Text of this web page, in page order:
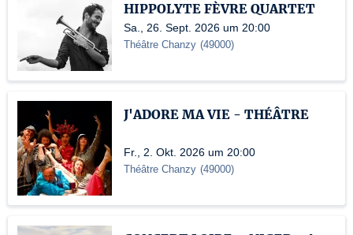
HIPPOLYTE FÈVRE QUARTET
Sa., 26. Sept. 2026 um 20:00
Théâtre Chanzy (49000)
J'ADORE MA VIE - THÉÂTRE
Fr., 2. Okt. 2026 um 20:00
Théâtre Chanzy (49000)